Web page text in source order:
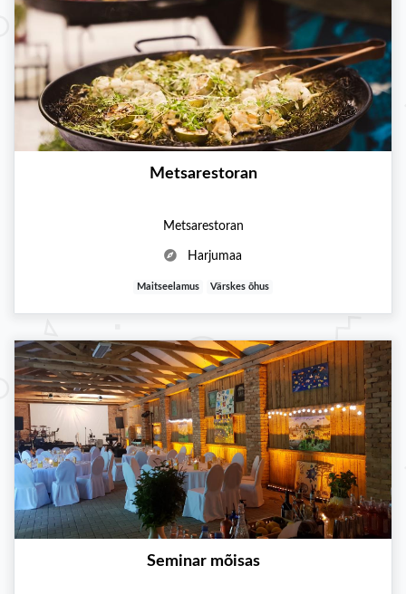
Metsarestoran
Metsarestoran
Harjumaa
Maitseelamus Värskes õhus
Seminar mõisas